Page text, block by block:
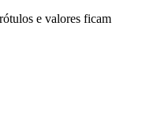
e valores ficam